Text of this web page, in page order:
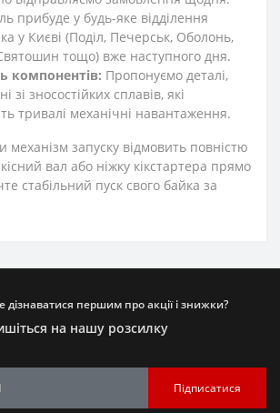
прибуде у будь-яке відділення
у Києві (Поділ, Печерськ, Оболонь,
тощо) вже наступного дня.
компонентів: Пропонуємо деталі,
зі зносостійких сплавів, які
тривалі механічні навантаження.
механізм запуску відмовить повністю
вал або ніжку кікстартера прямо
стабільний пуск свого байка за
дізнаватися першим про акції і знижки?
на нашу розсилку
Підписатися